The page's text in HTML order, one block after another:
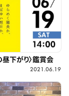
下がり〉鑑賞会
2021.06.19